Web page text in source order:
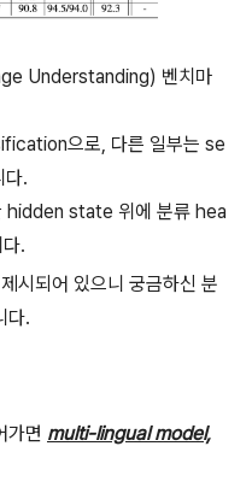
Understanding) 벤치마
으로, 다른 일부는 se
.
hidden state 위에 분류 hea
.
시되어 있으니 궁금하신 분
다.
가면 multi-lingual model,